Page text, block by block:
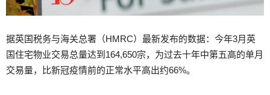
据英国税务与海关总署（HMRC）最新发布的数据：今年3月英
国住宅物业交易总量达到164,650宗，为过去十年中第五高的单月
交易量，比新冠疫情前的正常水平高出约66%。